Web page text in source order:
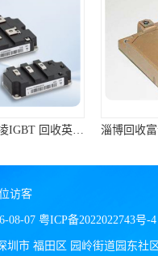
淄博回收富士IGBT价格 回收富士模块 欢迎咨询
访客
08-07 粤ICP备2022022743号-4
圳市 福田区 园岭街道园东社